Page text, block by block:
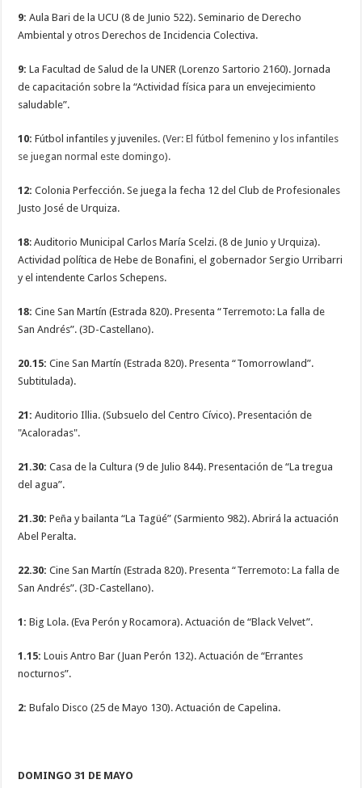
9: Aula Bari de la UCU (8 de Junio 522). Seminario de Derecho
Ambiental y otros Derechos de Incidencia Colectiva.
9: La Facultad de Salud de la UNER (Lorenzo Sartorio 2160). Jornada
de capacitación sobre la “Actividad física para un envejecimiento
saludable”.
10: Fútbol infantiles y juveniles.(Ver: El fútbol femenino y los infantiles
se juegan normal este domingo).
12: Colonia Perfección. Se juega la fecha 12 del Club de Profesionales
Justo José de Urquiza.
18: Auditorio Municipal Carlos María Scelzi. (8 de Junio y Urquiza).
Actividad política de Hebe de Bonafini, el gobernador Sergio Urribarri
y el intendente Carlos Schepens.
18: Cine San Martín (Estrada 820). Presenta “Terremoto: La falla de
San Andrés”. (3D-Castellano).
20.15: Cine San Martín (Estrada 820). Presenta “Tomorrowland”.
Subtitulada).
21: Auditorio Illia. (Subsuelo del Centro Cívico). Presentación de
"Acaloradas".
21.30: Casa de la Cultura (9 de Julio 844). Presentación de “La tregua
del agua”.
21.30: Peña y bailanta “La Tagüé” (Sarmiento 982). Abrirá la actuación
Abel Peralta.
22.30: Cine San Martín (Estrada 820). Presenta “Terremoto: La falla de
San Andrés”. (3D-Castellano).
1: Big Lola. (Eva Perón y Rocamora). Actuación de “Black Velvet”.
1.15: Louis Antro Bar (Juan Perón 132). Actuación de “Errantes
nocturnos”.
2: Bufalo Disco (25 de Mayo 130). Actuación de Capelina.
DOMINGO 31 DE MAYO